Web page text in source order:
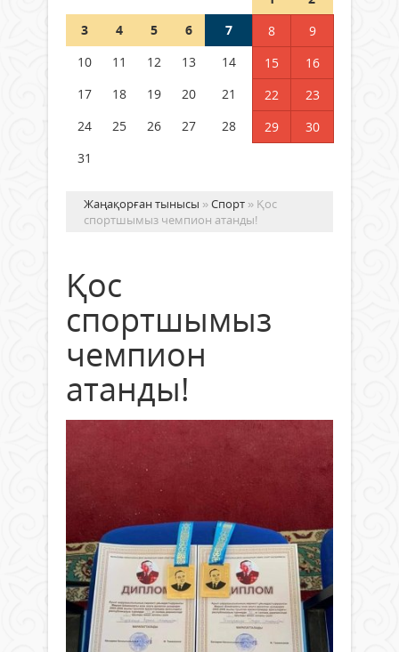
Германия аптап ыстыққа
бастады
04 тамыз 2026 ж.
3
4 5 6 7 8
9
10
11 12 13 14 15
16
17
18 19 20 21 22
23
24
25 26 27 28 29
30
31
Жаңақорған тынысы »Спорт » Қос
спортшымыз чемпион атанды!
Қос
спортшымыз
чемпион
атанды!